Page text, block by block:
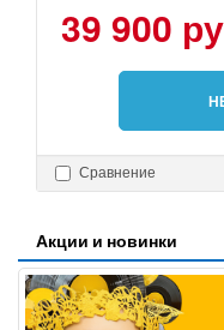
39 900
Сравнение
Акции и новинки